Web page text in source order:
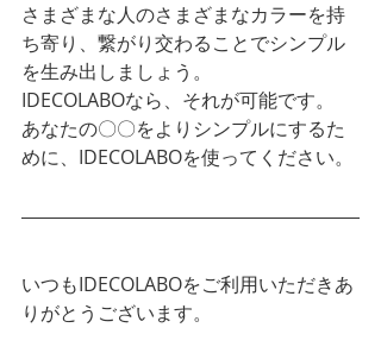
さまざまな人のさまざまなカラーを持
ち寄り、繋がり交わることでシンプル
を生み出しましょう。
IDECOLABOなら、それが可能です。
あなたの〇〇をよりシンプルにするた
めに、IDECOLABOを使ってください。
いつもIDECOLABOをご利用いただきあ
りがとうございます。